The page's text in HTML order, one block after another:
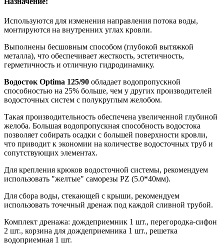
Используются для изменения направления потока воды,
монтируются на внутренних углах кровли.
Выполнены бесшовным способом (глубокой вытяжкой
металла), что обеспечивает жесткость, эстетичность,
герметичность и отличную гидродинамику.
Водосток Optima 125/90 обладает водопропускной
способностью на 25% больше, чем у других производителей
водосточных систем с полукруглым желобом.
Такая производительность обеспечена увеличенной глубиной
желоба. Большая водопропускная способность водостока
позволяет собирать осадки с большей поверхности кровли,
что приводит к экономии на количестве водосточных труб и
сопутствующих элементах.
Для крепления крюков водосточной системы, рекомендуем
использовать "желтые" саморезы PZ (5.0*40мм).
Для сбора воды, стекающей с крыши, рекомендуем
использовать точечный дренаж под каждой сливной трубой.
Комплект дренажа: дождеприемник 1 шт., перегородка-сифон
2 шт., корзина для дождеприемника 1 шт., решетка
водоприемная 1 шт.